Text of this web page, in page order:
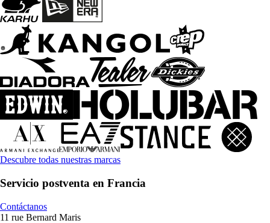
Descubre todas nuestras marcas
Servicio postventa en Francia
Contáctanos
11 rue Bernard Maris